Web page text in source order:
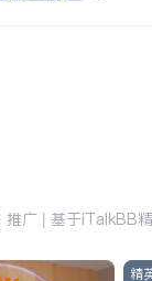
推广 | 基于iTalkBB
精